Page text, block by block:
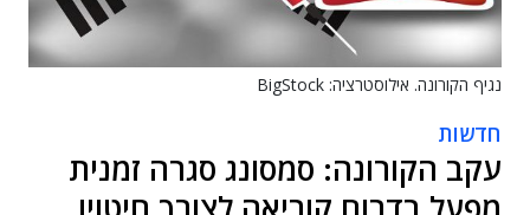
נגיף הקורונה. אילוסטרציה: BigStock
חדשות
עקב הקורונה: סמסונג סגרה זמנית